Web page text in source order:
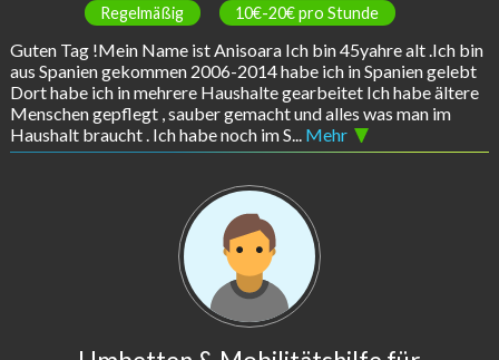
Regelmäßig 10€-20€ pro Stunde
Guten Tag !Mein Name ist Anisoara Ich bin 45yahre alt .Ich bin
aus Spanien gekommen 2006-2014 habe ich in Spanien gelebt
Dort habe ich in mehrere Haushalte gearbeitet Ich habe ältere
Menschen gepflegt , sauber gemacht und alles was man im
Haushalt braucht . Ich habe noch im S... Mehr